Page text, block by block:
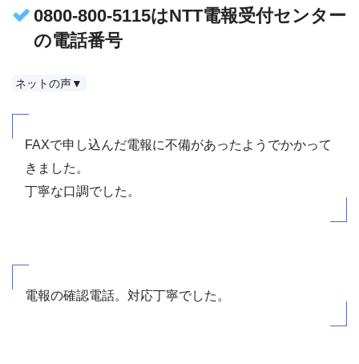
0800-800-5115はNTT電報受付センター
の電話番号
ネットの声▼
FAXで申し込んだ電報に不備があったようでかかって
きました。
丁寧な口調でした。
電報の確認電話。対応丁寧でした。